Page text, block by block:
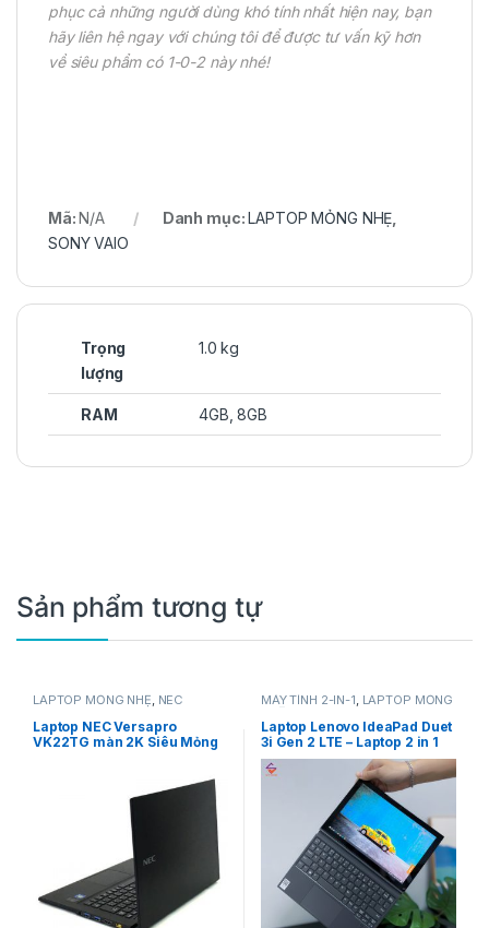
phục cả những người dùng khó tính nhất hiện nay, bạn
hãy liên hệ ngay với chúng tôi để được tư vấn kỹ hơn
về siêu phẩm có 1-0-2 này nhé!
Mã:N/A Danh mục:LAPTOP MỎNG NHẸ
SONY VAIO
Trọng
lượng
1.0 kg
RAM 4GB, 8GB
Sản phẩm tương tự
LAPTOP MỎNG NHẸ NEC
Laptop NEC Versapro
VK22TG màn 2K Siêu Mỏng
MÁY TÍNH 2-IN-1 LAPTOP MỎNG
Laptop Lenovo IdeaPad Duet
3i Gen 2 LTE – Laptop 2 in 1
Mới 100%